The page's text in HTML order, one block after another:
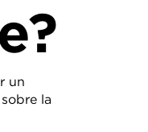
un
la